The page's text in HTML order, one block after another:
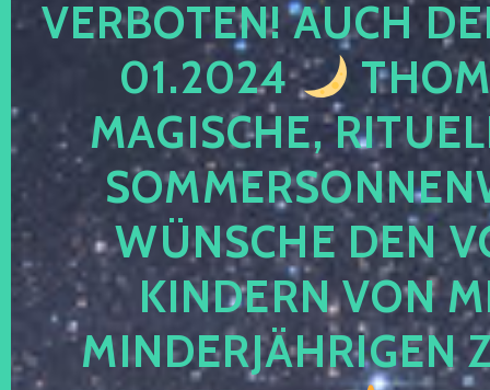
VERBOTEN! AUCH
01.2024
MAGISCHE,
WÜNSCHE DEN
KINDERN VON
MINDERJÄHRIGEN